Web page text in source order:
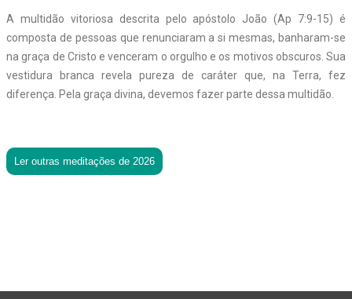
A multidão vitoriosa descrita pelo apóstolo João (Ap 7:9-15) é
composta de pessoas que renunciaram a si mesmas, banharam-se
na graça de Cristo e venceram o orgulho e os motivos obscuros. Sua
vestidura branca revela pureza de caráter que, na Terra, fez
diferença. Pela graça divina, devemos fazer parte dessa multidão.
Ler outras meditações de 2026